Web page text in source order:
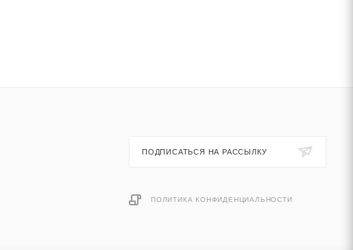
ПОДПИСАТЬСЯ НА РАССЫЛКУ
ПОЛИТИКА КОНФИДЕНЦИАЛЬНОСТИ